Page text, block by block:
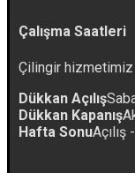
Çalışma Saatleri
Çilingir hizmetimiz
Dükkan Açılış
Dükkan Kapanış
Hafta SonuAçılış